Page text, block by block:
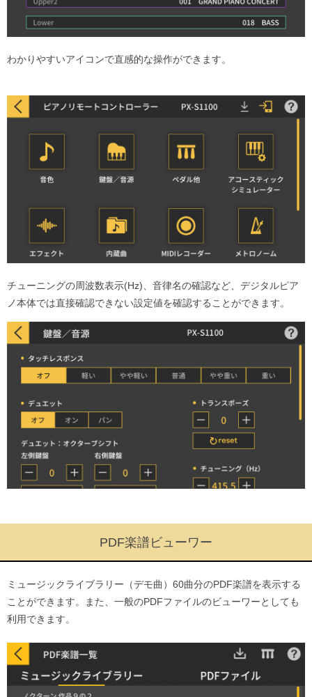
わかりやすいアイコンで直感的な操作ができます。
チューニングの周波数表示(Hz)、音律名の確認など、デジタルピア
ノ本体では直接確認できない設定値を確認することができます。
PDF楽譜ビューワー
ミュージックライブラリー（デモ曲）60曲分のPDF楽譜を表示する
ことができます。また、一般のPDFファイルのビューワーとしても
利用できます。